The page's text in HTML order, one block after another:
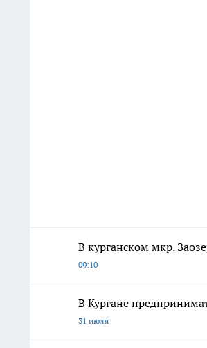
В курганском мкр.
09:10
В Кургане
31 июля